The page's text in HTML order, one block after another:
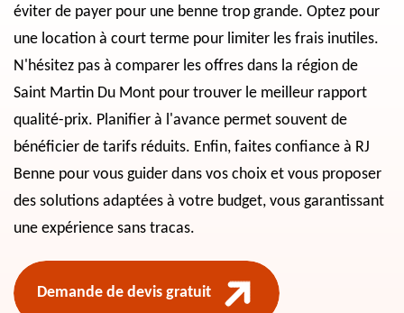
éviter de payer pour une benne trop grande. Optez pour
une location à court terme pour limiter les frais inutiles.
N'hésitez pas à comparer les offres dans la région de
Saint Martin Du Mont pour trouver le meilleur rapport
qualité-prix. Planifier à l'avance permet souvent de
bénéficier de tarifs réduits. Enfin, faites confiance à RJ
Benne pour vous guider dans vos choix et vous proposer
des solutions adaptées à votre budget, vous garantissant
une expérience sans tracas.
Demande de devis gratuit